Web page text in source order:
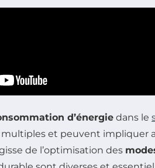
d’énergie dans le
et peuvent impliquer
de l’optimisation des